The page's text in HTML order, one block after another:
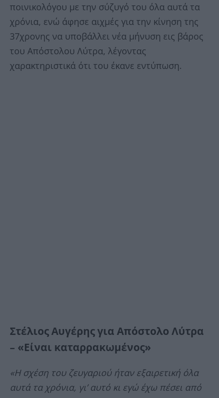
ποινικολόγου με την σύζυγό του όλα αυτά τα
χρόνια, ενώ άφησε αιχμές για την κίνηση της
37χρονης να υποβάλλει νέα μήνυση εις βάρος
του Απόστολου Λύτρα, λέγοντας
χαρακτηριστικά ότι του έκανε εντύπωση.
Στέλιος Αυγέρης για Απόστολο Λύτρα
– «Είναι καταρρακωμένος»
«Η σχέση του ζευγαριού ήταν εξαιρετική όλα
αυτά τα χρόνια, γι’ αυτό κι εγώ έχω πέσει από